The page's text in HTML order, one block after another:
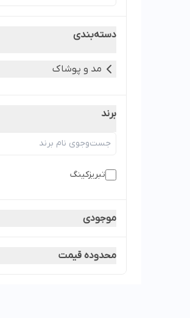
دسته‌بندی
مد و پوشاک
برند
تبریزکینگ
موجودی
محدوده قیمت